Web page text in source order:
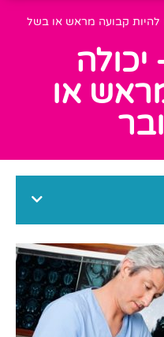
להיות קבועה מראש או בשל
או